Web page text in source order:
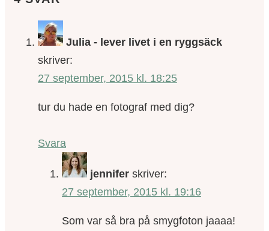
Julia - lever livet i en ryggsäck
skriver:
27 september, 2015 kl. 18:25
tur du hade en fotograf med dig?
Svara
jennifer skriver:
27 september, 2015 kl. 19:16
Som var så bra på smygfoton jaaaa!